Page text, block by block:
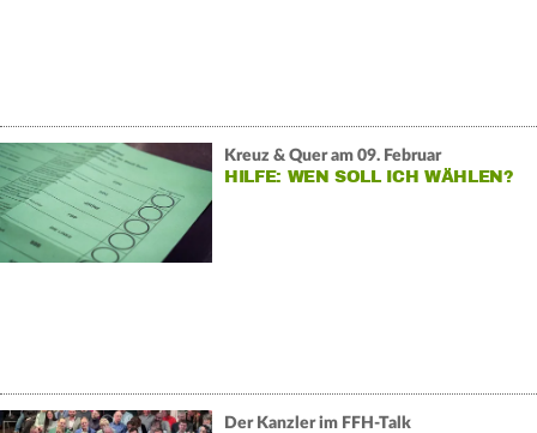
Kreuz & Quer am 09. Februar
HILFE: WEN SOLL ICH WÄHLEN?
Der Kanzler im FFH-Talk